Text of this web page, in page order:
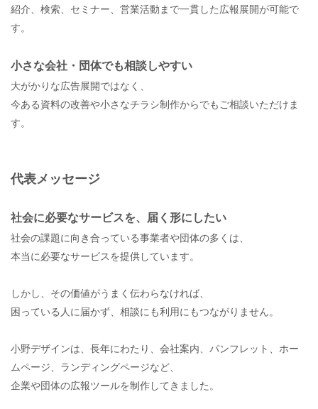
紹介、検索、セミナー、営業活動まで一貫した広報展開が可能で
す。
小さな会社・団体でも相談しやすい
大がかりな広告展開ではなく、
今ある資料の改善や小さなチラシ制作からでもご相談いただけま
す。
代表メッセージ
社会に必要なサービスを、届く形にしたい
社会の課題に向き合っている事業者や団体の多くは、
本当に必要なサービスを提供しています。
しかし、その価値がうまく伝わらなければ、
困っている人に届かず、相談にも利用にもつながりません。
小野デザインは、長年にわたり、会社案内、パンフレット、ホー
ムページ、ランディングページなど、
企業や団体の広報ツールを制作してきました。